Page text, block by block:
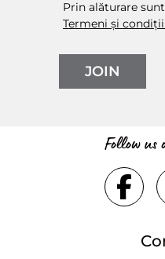
Prin alăturare
Termeni și
JOIN
Follow us